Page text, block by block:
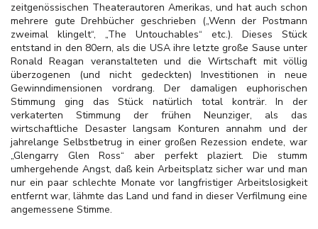
zeitgenössischen Theaterautoren Amerikas, und hat auch schon
mehrere gute Drehbücher geschrieben („Wenn der Postmann
zweimal klingelt“, „The Untouchables“ etc.). Dieses Stück
entstand in den 80ern, als die USA ihre letzte große Sause unter
Ronald Reagan veranstalteten und die Wirtschaft mit völlig
überzogenen (und nicht gedeckten) Investitionen in neue
Gewinndimensionen vordrang. Der damaligen euphorischen
Stimmung ging das Stück natürlich total konträr. In der
verkaterten Stimmung der frühen Neunziger, als das
wirtschaftliche Desaster langsam Konturen annahm und der
jahrelange Selbstbetrug in einer großen Rezession endete, war
„Glengarry Glen Ross“ aber perfekt plaziert. Die stumm
umhergehende Angst, daß kein Arbeitsplatz sicher war und man
nur ein paar schlechte Monate vor langfristiger Arbeitslosigkeit
entfernt war, lähmte das Land und fand in dieser Verfilmung eine
angemessene Stimme.